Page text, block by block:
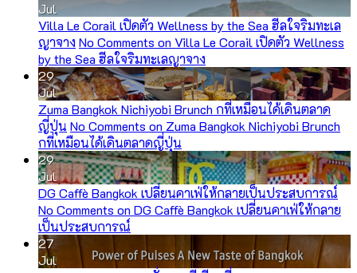
Jul
Villa Le Corail เปิดตัว Wellness by the Sea ฮีลใจริมทะเล
ญาจางNo Comments on Villa Le Corail เปิดตัว Wellness
by the Sea ฮีลใจริมทะเลญาจาง
29
Jul
Zuma Bangkok Nichiyobi Brunch กที่เหมือนได้เดินตลาด
ญี่ปุ่น No Comments on Zuma Bangkok Nichiyobi Brunch
กที่เหมือนได้เดินตลาดญี่ปุ่น
29
Jul
DG Caffè Bangkok เปลี่ยนคาเฟ่ให้กลายเป็นประสบการณ์
No Comments on DG Caffè Bangkok เปลี่ยนคาเฟ่ให้กลาย
เป็นประสบการณ์
27
Jul